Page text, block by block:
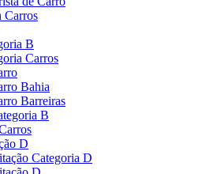
Carros
B
Carros
Bahia
Barreiras
B
D
Categoria D